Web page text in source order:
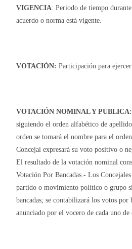
VIGENCIA: Periodo de tiempo
acuerdo o norma está vigente.
VOTACIÓN: Participación para
VOTACIÓN NOMINAL Y PUBLICA:
siguiendo el orden alfabético de
orden se tomará el nombre para el
Concejal expresará su voto positivo o
El resultado de la votación nominal
Votación Por Bancadas.- Los
partido o movimiento político o grupo
bancadas; se contabilizará los votos por
anunciado por el vocero de cada uno